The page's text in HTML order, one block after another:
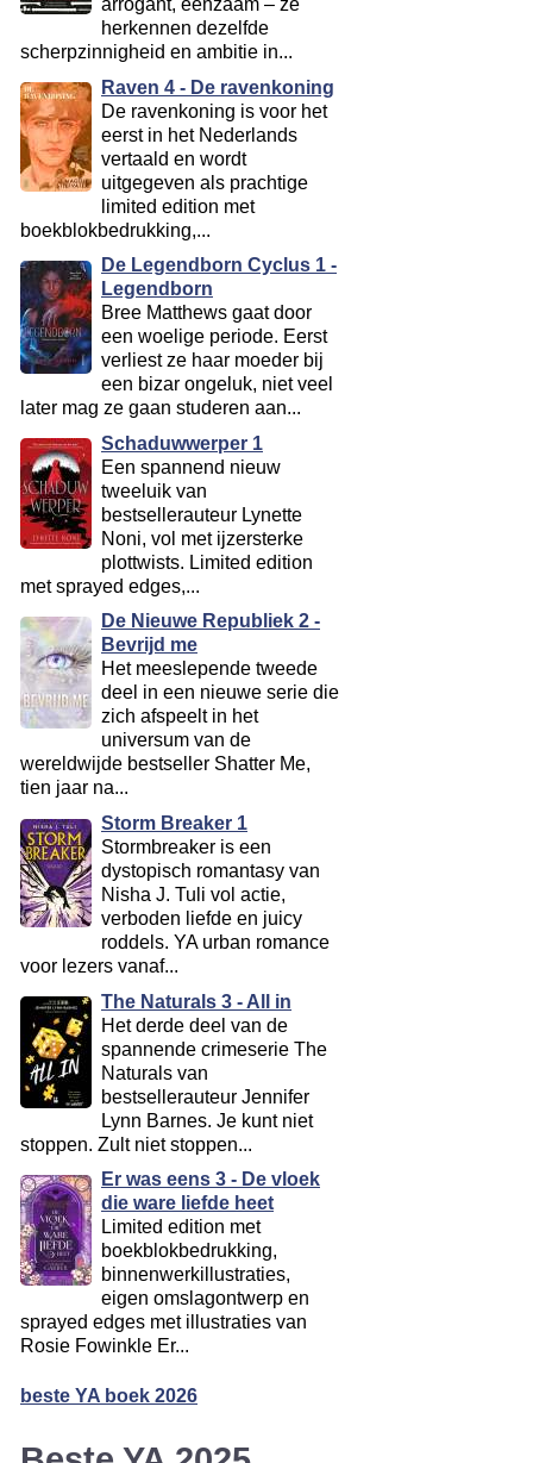
arrogant, eenzaam – ze
herkennen dezelfde
scherpzinnigheid en ambitie in...
Raven 4 - De ravenkoning
De ravenkoning is voor het
eerst in het Nederlands
vertaald en wordt
uitgegeven als prachtige
limited edition met
boekblokbedrukking,...
De Legendborn Cyclus 1 -
Legendborn
Bree Matthews gaat door
een woelige periode. Eerst
verliest ze haar moeder bij
een bizar ongeluk, niet veel
later mag ze gaan studeren aan...
Schaduwwerper 1
Een spannend nieuw
tweeluik van
bestsellerauteur Lynette
Noni, vol met ijzersterke
plottwists. Limited edition
met sprayed edges,...
De Nieuwe Republiek 2 -
Bevrijd me
Het meeslepende tweede
deel in een nieuwe serie die
zich afspeelt in het
universum van de
wereldwijde bestseller Shatter Me,
tien jaar na...
Storm Breaker 1
Stormbreaker is een
dystopisch romantasy van
Nisha J. Tuli vol actie,
verboden liefde en juicy
roddels. YA urban romance
voor lezers vanaf...
The Naturals 3 - All in
Het derde deel van de
spannende crimeserie The
Naturals van
bestsellerauteur Jennifer
Lynn Barnes. Je kunt niet
stoppen. Zult niet stoppen...
Er was eens 3 - De vloek
die ware liefde heet
Limited edition met
boekblokbedrukking,
binnenwerkillustraties,
eigen omslagontwerp en
sprayed edges met illustraties van
Rosie Fowinkle Er...
beste YA boek 2026